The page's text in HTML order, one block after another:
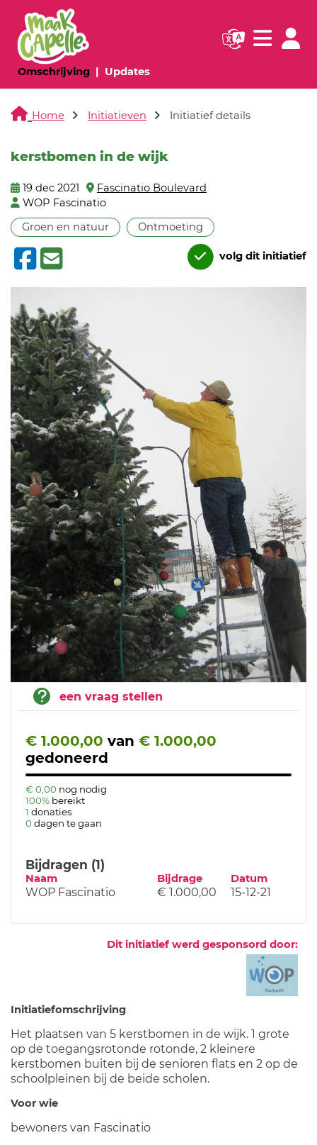
Omschrijving(huidige pagina)
Updates(huidige pagina)
Navigatie
Home Initiatieven Initiatief details
kerstbomen in de wijk
19 dec 2021
Fascinatio Boulevard
WOP Fascinatio
Groen en natuur
Ontmoeting
volg dit initiatief
een vraag stellen
€ 1.000,00 van € 1.000,00
gedoneerd
€ 0,00 nog nodig
100% bereikt
1 donaties
0 dagen te gaan
Bijdragen (1)
Naam Bijdrage Datum
WOP Fascinatio € 1.000,00 15-12-21
Dit initiatief werd gesponsord door:
Initiatiefomschrijving
Het plaatsen van 5 kerstbomen in de wijk. 1 grote
op de toegangsrotonde rotonde, 2 kleinere
kerstbomen buiten bij de senioren flats en 2 op de
schoolpleinen bij de beide scholen.
Voor wie
bewoners van Fascinatio